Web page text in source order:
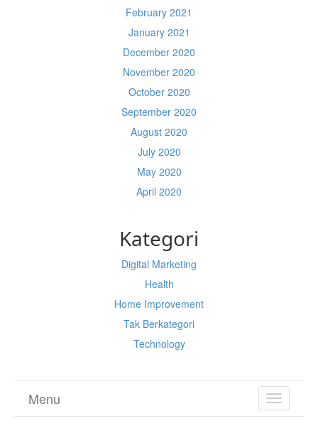
February 2021
January 2021
December 2020
November 2020
October 2020
September 2020
August 2020
July 2020
May 2020
April 2020
Kategori
Digital Marketing
Health
Home Improvement
Tak Berkategori
Technology
TOGGLE
Menu